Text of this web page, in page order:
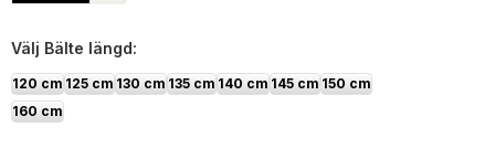
Välj Bälte längd:
120 cm 125 cm 130 cm 135 cm 140 cm 145 cm 150 cm
160 cm